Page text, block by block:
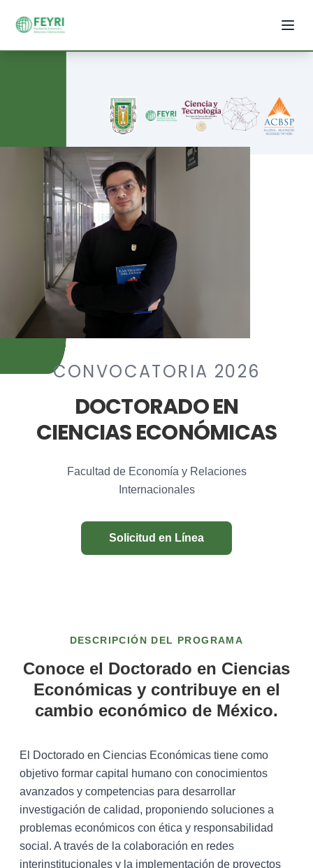
CONVOCATORIA 2026
DOCTORADO EN
CIENCIAS ECONÓMICAS
Facultad de Economía y Relaciones
Internacionales
Solicitud en Línea
DESCRIPCIÓN DEL PROGRAMA
Conoce el Doctorado en Ciencias
Económicas y contribuye en el
cambio económico de México.
El Doctorado en Ciencias Económicas tiene como
objetivo formar capital humano con conocimientos
avanzados y competencias para desarrollar
investigación de calidad, proponiendo soluciones a
problemas económicos con ética y responsabilidad
social. A través de la colaboración en redes
interinstitucionales y la implementación de proyectos